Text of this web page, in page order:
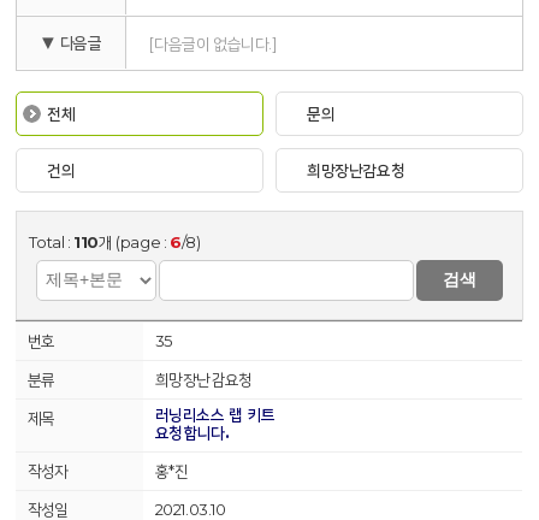
▼ 다음글 [다음글이 없습니다.]
전체 문의
건의 희망장난감요청
Total : 110개 (page : 6/8)
검색
35
희망장난감요청
러닝리소스 랩 키트
요청합니다.
홍*진
2021.03.10